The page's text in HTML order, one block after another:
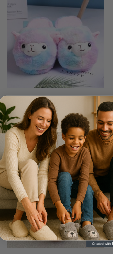
Chausson Alpaga
29,90 €
Choix des options